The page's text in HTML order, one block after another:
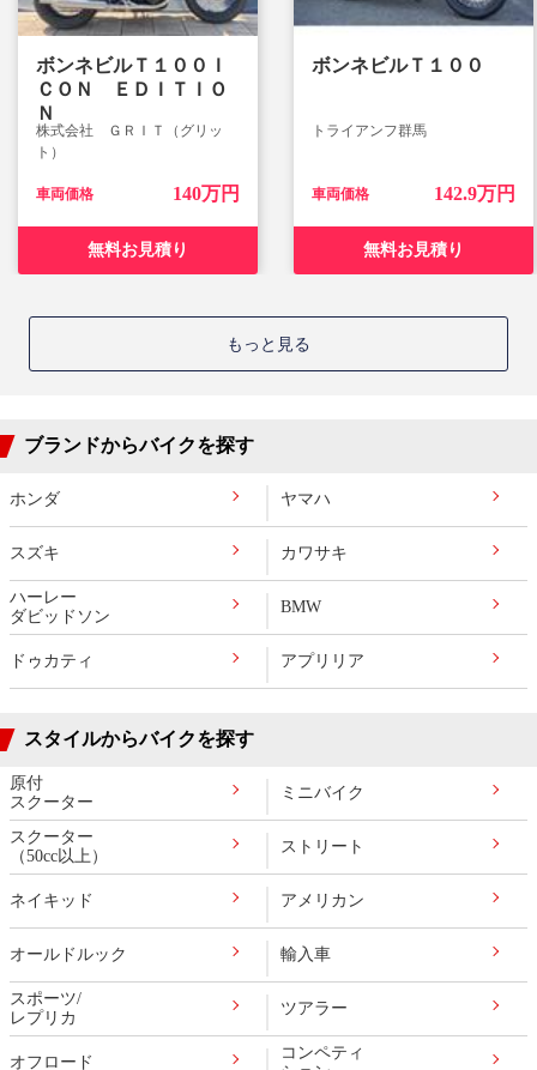
ボンネビルＴ１００Ｉ
ＣＯＮ ＥＤＩＴＩＯ
Ｎ
株式会社 ＧＲＩＴ（グリッ
ト）
車両価格 140万円
無料お見積り
ボンネビルＴ１００
トライアンフ群馬
車両価格 142.9万円
無料お見積り
もっと見る
ブランドからバイクを探す
ホンダ ヤマハ
スズキ カワサキ
ハーレー
ダビッドソン
BMW
ドゥカティ アプリリア
スタイルからバイクを探す
原付
スクーター
ミニバイク
スクーター
（50cc以上）
ストリート
ネイキッド アメリカン
オールドルック 輸入車
スポーツ/
レプリカ
ツアラー
オフロード
コンペティ